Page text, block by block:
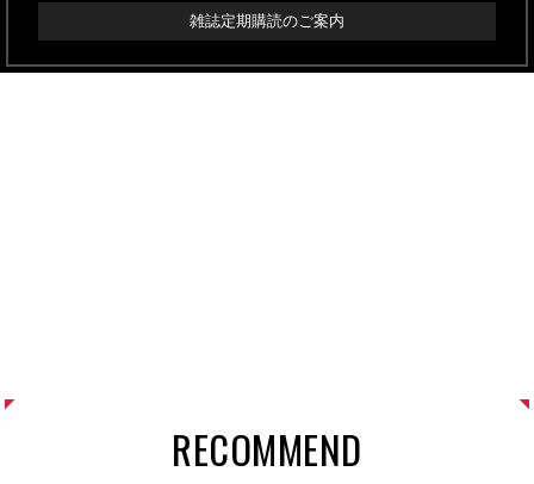
雑誌定期購読のご案内
RECOMMEND